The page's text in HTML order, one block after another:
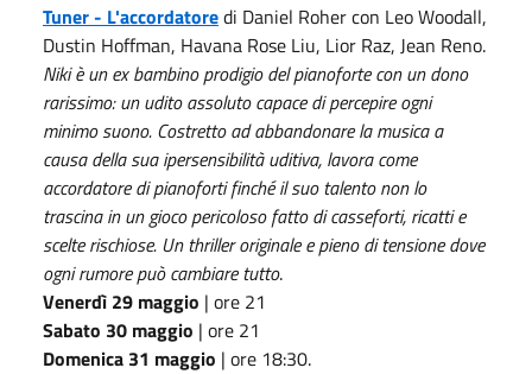
Tuner - L'accordatoredi Daniel Roher con Leo Woodall,
Dustin Hoffman, Havana Rose Liu, Lior Raz, Jean Reno.
Niki è un ex bambino prodigio del pianoforte con un dono
rarissimo: un udito assoluto capace di percepire ogni
minimo suono. Costretto ad abbandonare la musica a
causa della sua ipersensibilità uditiva, lavora come
accordatore di pianoforti finché il suo talento non lo
trascina in un gioco pericoloso fatto di casseforti, ricatti e
scelte rischiose. Un thriller originale e pieno di tensione dove
ogni rumore può cambiare tutto.
Venerdì 29 maggio | ore 21
Sabato 30 maggio | ore 21
Domenica 31 maggio | ore 18:30.